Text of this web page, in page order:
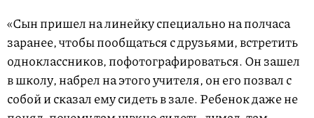
«Сын пришел на линейку специально на полчаса
заранее, чтобы пообщаться с друзьями, встретить
одноклассников, пофотографироваться. Он зашел
в школу, набрел на этого учителя, он его позвал с
собой и сказал ему сидеть в зале. Ребенок даже не